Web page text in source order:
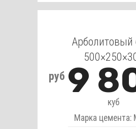
Арболитовый
руб 9
куб
Марка цемента: